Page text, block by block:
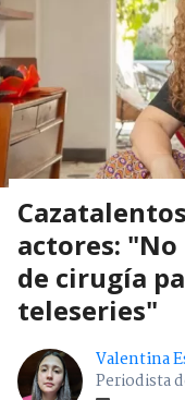
actores:
de cirugía
teleseries"
Valentina
Periodista